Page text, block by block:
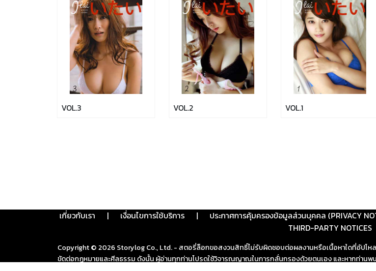
VOL.3 VOL.2 VOL.1
เกี่ยวกับเรา | เงื่อนไขการใช้บริการ | ประกาศการคุ้มครองข้อมูลส่วนบุคคล (PRIVACY
THIRD-PARTY NOTICES
Copyright © 2026 Storylog Co., Ltd. - สตอรี่ล็อกขอสงวนสิทธิ์ไม่รับผิดชอบต่อผลงานหรือเนื้อหาใดที่อัปโ
ขัดต่อกฎหมายและศีลธรรม ดังนั้น ผู้อ่านทุกท่านโปรดใช้วิจารณญาณในการกลั่นกรองด้วยตนเอง และหากท่า